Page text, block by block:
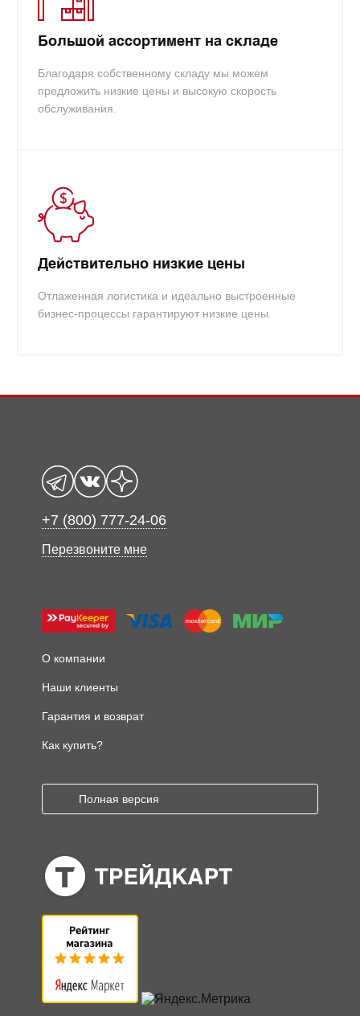
Большой ассортимент на складе
Благодаря собственному складу мы можем
предложить низкие цены и высокую скорость
обслуживания.
Действительно низкие цены
Отлаженная логистика и идеально выстроенные
бизнес-процессы гарантируют низкие цены.
+7 (800) 777-24-06
Перезвоните мне
О компании
Наши клиенты
Гарантия и возврат
Как купить?
Полная версия